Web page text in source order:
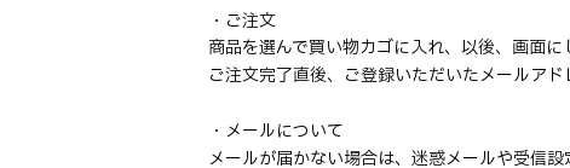
・ご注文
商品を選んで買い物カゴに入れ、以後、画面に
ご注文完了直後、ご登録いただいたメールア
・メールについて
メールが届かない場合は、迷惑メールや受信